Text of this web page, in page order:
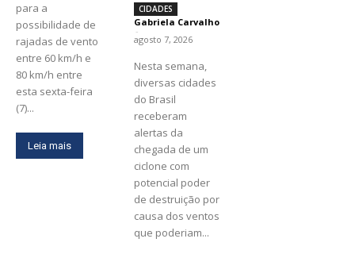
para a
possibilidade de
rajadas de vento
entre 60 km/h e
80 km/h entre
esta sexta-feira
(7)...
Leia mais
CIDADES
Gabriela Carvalho
-
agosto 7, 2026
Nesta semana,
diversas cidades
do Brasil
receberam
alertas da
chegada de um
ciclone com
potencial poder
de destruição por
causa dos ventos
que poderiam...